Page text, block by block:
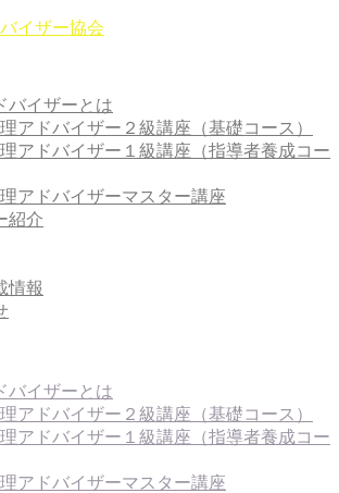
バイザーとは
アドバイザー２級講座（基礎コース）
アドバイザー１級講座（指導者養成コー
アドバイザーマスター講座
紹介
情報
バイザーとは
アドバイザー２級講座（基礎コース）
アドバイザー１級講座（指導者養成コー
アドバイザーマスター講座